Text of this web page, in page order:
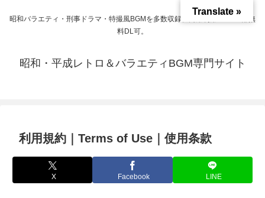
昭和バラエティ・刑事ドラマ・特撮風BGMを多数収録。商用利用OK＆一部無
料DL可。
昭和・平成レトロ＆バラエティBGM専門サイト
利用規約｜Terms of Use｜使用条款
X Facebook LINE
Translate »